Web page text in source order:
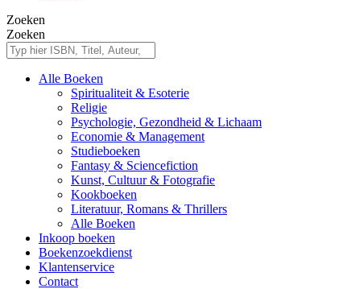
Zoeken
Zoeken
Alle Boeken
Spiritualiteit & Esoterie
Religie
Psychologie, Gezondheid & Lichaam
Economie & Management
Studieboeken
Fantasy & Sciencefiction
Kunst, Cultuur & Fotografie
Kookboeken
Literatuur, Romans & Thrillers
Alle Boeken
Inkoop boeken
Boekenzoekdienst
Klantenservice
Contact